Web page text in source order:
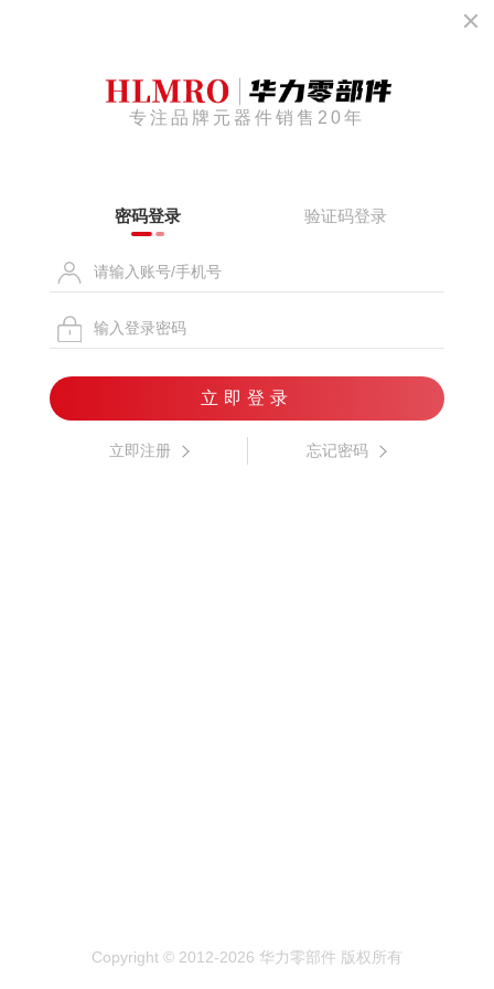
专注品牌元器件销售20年
密码登录 验证码登录
立即登录
立即注册 忘记密码
Copyright © 2012-2026 华力零部件 版权所有